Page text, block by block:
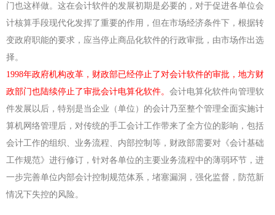
门也这样做。这在会计软件的发展初期是必要的，对于促进各单位会
计核算手段现代化发挥了重要的作用，但在市场经济条件下，根据转
变政府职能的要求，应当停止商品化软件的行政审批，由市场作出选
择。
1998年政府机构改革，财政部已经停止了对会计软件的审批，地方财
政部门也陆续停止了审批会计电算化软件。 会计电算化软件向管理软
件发展以后，特别是当企业（单位）的会计乃至整个管理全面实施计
算机网络管理后，对传统的手工会计工作带来了全方位的影响，包括
会计工作的组织、业务流程、内部控制等，财政部需要对《会计基础
工作规范》进行修订，针对各单位的主要业务流程中的薄弱环节，进
一步完善单位内部会计控制规范体系，堵塞漏洞，强化监督，防范新
情况下失控的风险。